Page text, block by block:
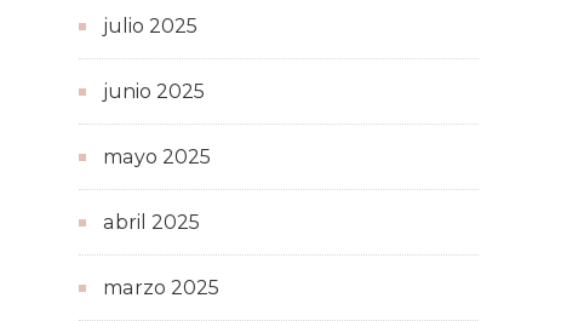
julio 2025
junio 2025
mayo 2025
abril 2025
marzo 2025